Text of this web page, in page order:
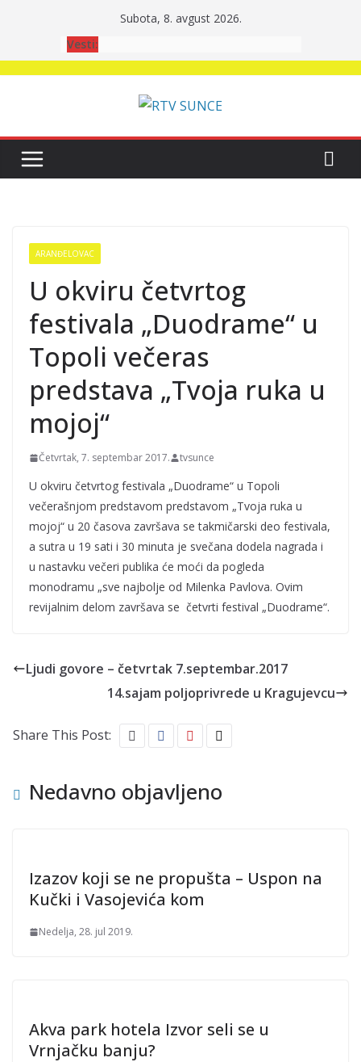
Subota, 8. avgust 2026.
Vesti:
ARANĐELOVAC
U okviru četvrtog
festivala „Duodrame“ u
Topoli večeras
predstava „Tvoja ruka u
mojoj“
Četvrtak, 7. septembar 2017. tvsunce
U okviru četvrtog festivala „Duodrame“ u Topoli
večerašnjom predstavom predstavom „Tvoja ruka u
mojoj“ u 20 časova završava se takmičarski deo festivala,
a sutra u 19 sati i 30 minuta je svečana dodela nagrada i
u nastavku večeri publika će moći da pogleda
monodramu „sve najbolje od Milenka Pavlova. Ovim
revijalnim delom završava se četvrti festival „Duodrame“.
Ljudi govore – četvrtak 7.septembar.2017
14.sajam poljoprivrede u Kragujevcu
Share This Post:
Nedavno objavljeno
Izazov koji se ne propušta – Uspon na
Kučki i Vasojevića kom
Nedelja, 28. jul 2019.
Akva park hotela Izvor seli se u
Vrnjačku banju?